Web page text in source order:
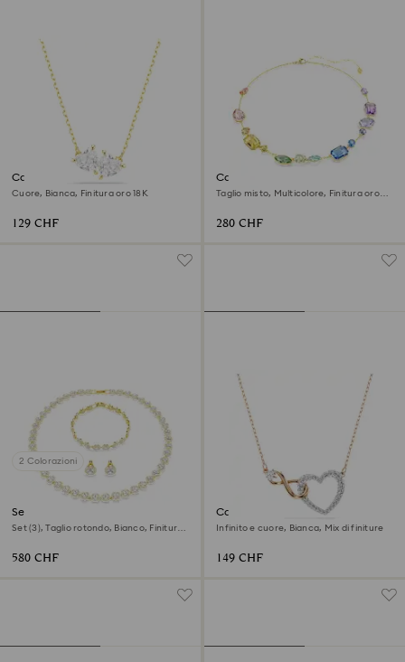
Collana Mesmera
Cuore, Bianca, Finitura oro 18K
129 CHF
Collana Gema
Taglio misto, Multicolore, Finitura oro
280 CHF
2 Colorazioni
Set Una Angelic
Set (3), Taglio rotondo, Bianco, Finitura
580 CHF
Collana Hyperbola
Infinito e cuore, Bianca, Mix di finiture
149 CHF